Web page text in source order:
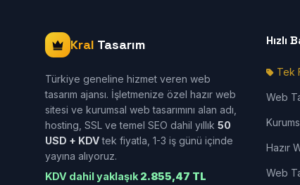
Kral Tasarım
Türkiye geneline hizmet veren web
tasarım ajansı. İşletmenize özel hazır web
sitesi ve kurumsal web tasarımını alan adı,
hosting, SSL ve temel SEO dahil yıllık 50
USD + KDVtek fiyatla, 1-3 iş günü içinde
yayına alıyoruz.
KDV dahil yaklaşık 2.855,47 TL
Hızlı
Tek
Web
Hazır
Web